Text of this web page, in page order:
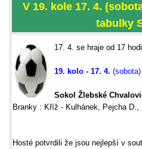
V 19. kole 17. 4.
tabulky
17. 4. se hraje od 17
19. kolo - 17. 4. (sobota)
Sokol Žlebské
Branky : Kříž - Kulhánek, Pejcha D.,
Hosté potvrdili že jsou nejlepší v